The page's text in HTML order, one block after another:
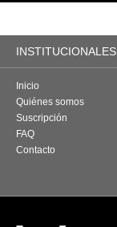
INSTITUCIONALES
Inicio
Quiénes somos
Suscripción
FAQ
Contacto